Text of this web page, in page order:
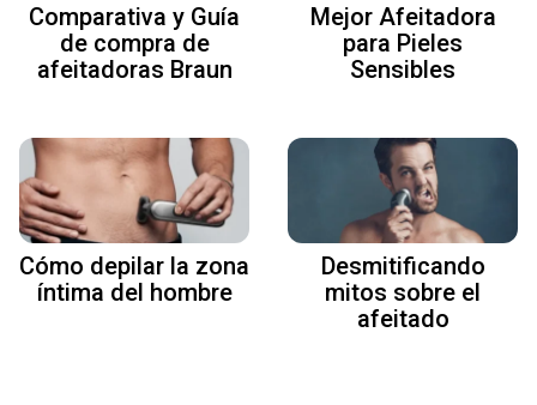
Comparativa y Guía
de compra de
afeitadoras Braun
Mejor Afeitadora
para Pieles
Sensibles
Cómo depilar la zona
íntima del hombre
Desmitificando
mitos sobre el
afeitado